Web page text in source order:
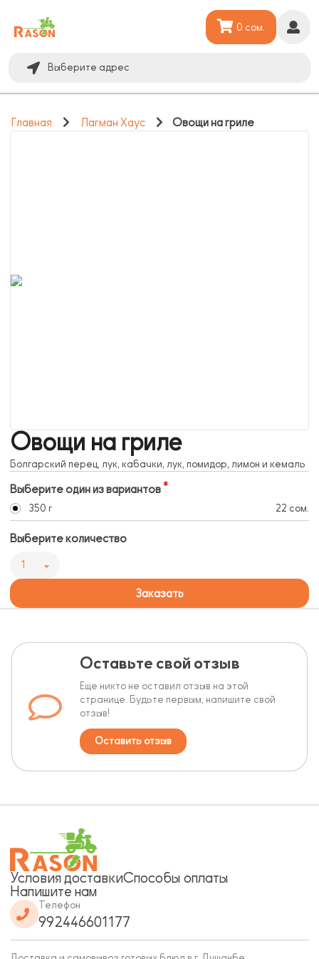
Выберите адрес
0 сом.
Главная Лагман Хаус Овощи на гриле
Овощи на гриле
Болгарский перец, лук, кабачки, лук, помидор, лимон и кемаль
Выберите один из вариантов
350 г 22 сом.
Выберите количество
1
Заказать
Оставьте свой отзыв
Еще никто не оставил отзыв на этой
странице. Будьте первым, напишите свой
отзыв!
Оставить отзыв
Условия доставкиСпособы оплаты
Напишите нам
Телефон
992446601177